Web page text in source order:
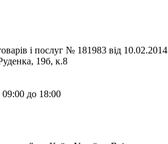
і послуг № 181983 від
19б, к.8
до 18:00